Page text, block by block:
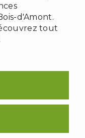
d'Amont.
tout